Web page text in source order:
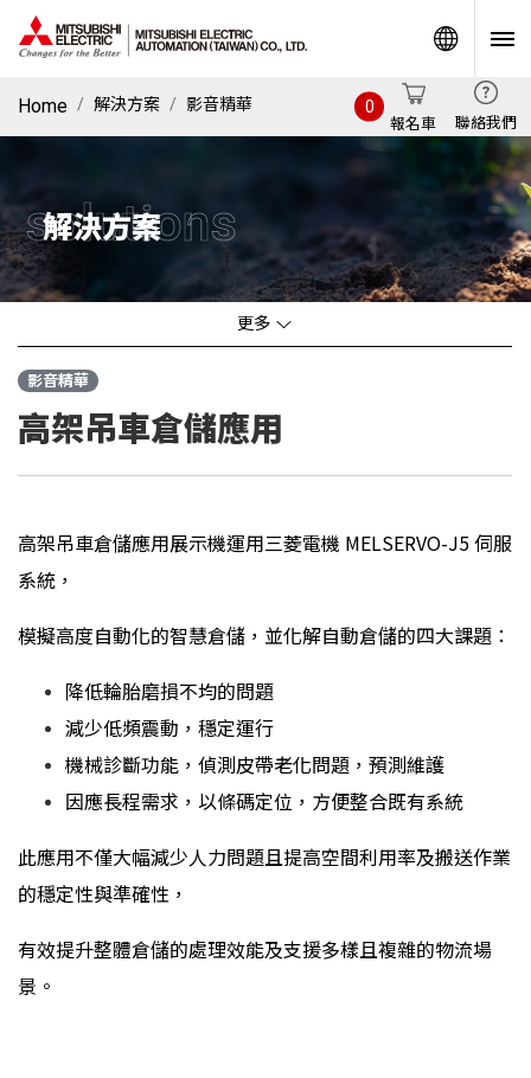
Home 解決方案 影音精華
報名車
0
聯絡我們
解決方案
solutions
更多
影音精華
高架吊車倉儲應用
高架吊車倉儲應用展示機運用三菱電機 MELSERVO-J5 伺服
系統，
模擬高度自動化的智慧倉儲，並化解自動倉儲的四大課題：
降低輪胎磨損不均的問題
減少低頻震動，穩定運行
機械診斷功能，偵測皮帶老化問題，預測維護
因應長程需求，以條碼定位，方便整合既有系統
此應用不僅大幅減少人力問題且提高空間利用率及搬送作業
的穩定性與準確性，
有效提升整體倉儲的處理效能及支援多樣且複雜的物流場
景。